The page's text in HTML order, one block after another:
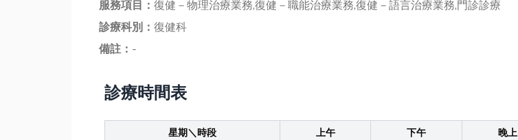
服務項目： 復健－物理治療業務,復健－職能治療業務,復健－語言治療業務,門診診療
診療科別： 復健科
備註： -
診療時間表
星期＼時段 上午 下午
晚上